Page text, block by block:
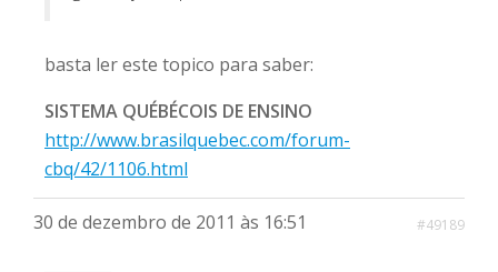
basta ler este topico para saber:
SISTEMA QUÉBÉCOIS DE ENSINO
http://www.brasilquebec.com/forum-
cbq/42/1106.html
30 de dezembro de 2011 às 16:51 #49189